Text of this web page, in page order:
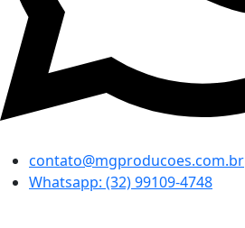
contato@mgproducoes.com.br
Whatsapp: (32) 99109-4748